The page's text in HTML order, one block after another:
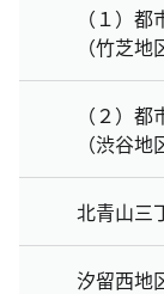
（１）
（竹芝地
（２）
（渋谷地
北青山三
汐留西地